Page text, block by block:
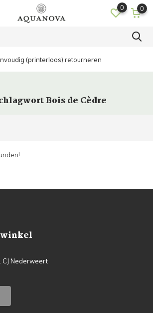
0 0
(printerloos) retourneren
Bois de Cèdre
winkel
CJ Nederweert